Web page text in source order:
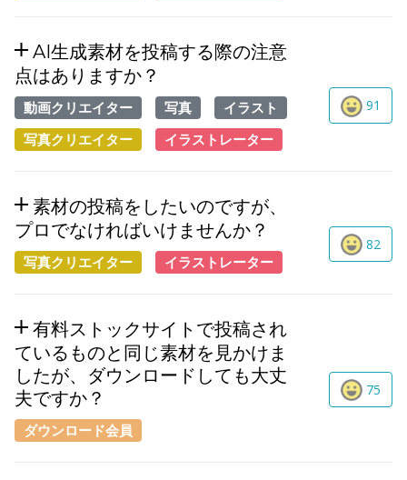
AI生成素材を投稿する際の注意
点はありますか？
動画クリエイター 写真
イラスト
写真クリエイター
イラストレーター
91
素材の投稿をしたいのですが、
プロでなければいけませんか？
写真クリエイター イラストレーター
82
有料ストックサイトで投稿され
ているものと同じ素材を見かけま
したが、ダウンロードしても大丈
夫ですか？
ダウンロード会員
75